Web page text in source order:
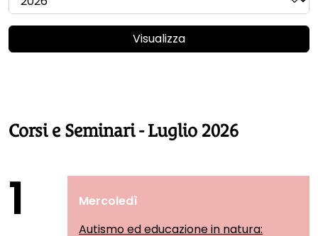
Visualizza
Corsi e Seminari - Luglio 2026
1
Mercoledì
Autismo ed educazione in natura: